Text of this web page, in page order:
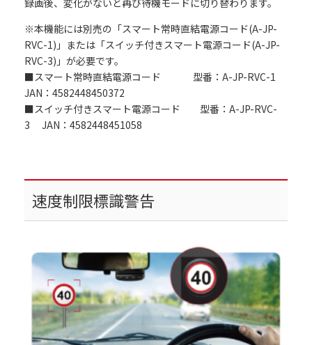
録画後、変化がないと再び待機モードに切り替わります。
※本機能には別売の「スマート常時直結電源コード(A-JP-
RVC-1)」または「スイッチ付きスマート電源コード(A-JP-
RVC-3)」が必要です。
■スマート常時直結電源コード 型番：A-JP-RVC-1
JAN：4582448450372
■スイッチ付きスマート電源コード 型番：A-JP-RVC-
3 JAN：4582448451058
速度制限標識警告